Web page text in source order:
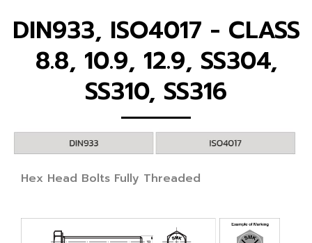
DIN933, ISO4017 - CLASS
8.8, 10.9, 12.9, SS304,
SS310, SS316
Hex Head Bolts Fully Threaded